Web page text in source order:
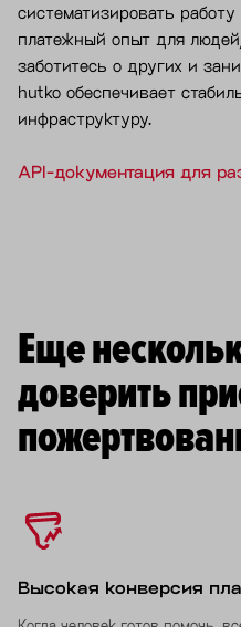
систематизировать
платежный опыт для
заботитесь о других и
hutko обеспечивает
инфраструктуру.
API-документация для
Еще
доверить
Высокая конверсия